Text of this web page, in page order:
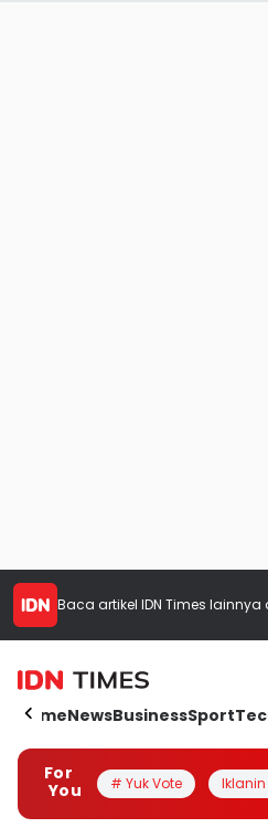
Baca artikel IDN Times lainnya
HomeNewsBusinessSport
For
You
# Yuk Vote Iklanin